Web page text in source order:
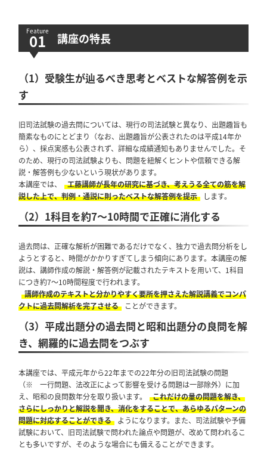
講座の特長
（1）受験生が辿るべき思考とベストな解答例を示
す
旧司法試験の過去問については、現行の司法試験と異なり、出題趣旨も
簡素なものにとどまり（なお、出題趣旨が公表されたのは平成14年か
ら）、採点実感も公表されず、詳細な成績通知もありませんでした。そ
のため、現行の司法試験よりも、問題を紐解くヒントや信頼できる解
説・解答例も少ないという現状があります。
本講座では、
工藤講師が長年の研究に基づき、考えうる全ての筋を解
説した上で、判例・通説に則ったベストな解答例を提示
します。
（2）1科目を約7～10時間で正確に消化する
過去問は、正確な解析が困難であるだけでなく、独力で過去問分析をし
ようとすると、時間がかかりすぎてしまう傾向にあります。本講座の解
説は、講師作成の解説・解答例が記載されたテキストを用いて、1科目
につき約7～10時間程度で行われます。
講師作成のテキストと分かりやすく要所を押さえた解説講義でコンパ
クトに過去問解析を完了させる
ことができます。
（3）平成出題分の過去問と昭和出題分の良問を解
き、網羅的に過去問をつぶす
本講座では、平成元年から22年までの22年分の旧司法試験の問題
（※ 一行問題、法改正によって影響を受ける問題は一部除外）に加
え、昭和の良問数年分を取り扱います。
これだけの量の問題を解き、
さらにしっかりと解説を聞き、消化をすることで、あらゆるパターンの
問題に対応することができる
ようになります。また、司法試験や予備
試験において、旧司法試験で問われた論点や問題が、改めて問われるこ
とも多いですが、そのような場合にも備えることができます。